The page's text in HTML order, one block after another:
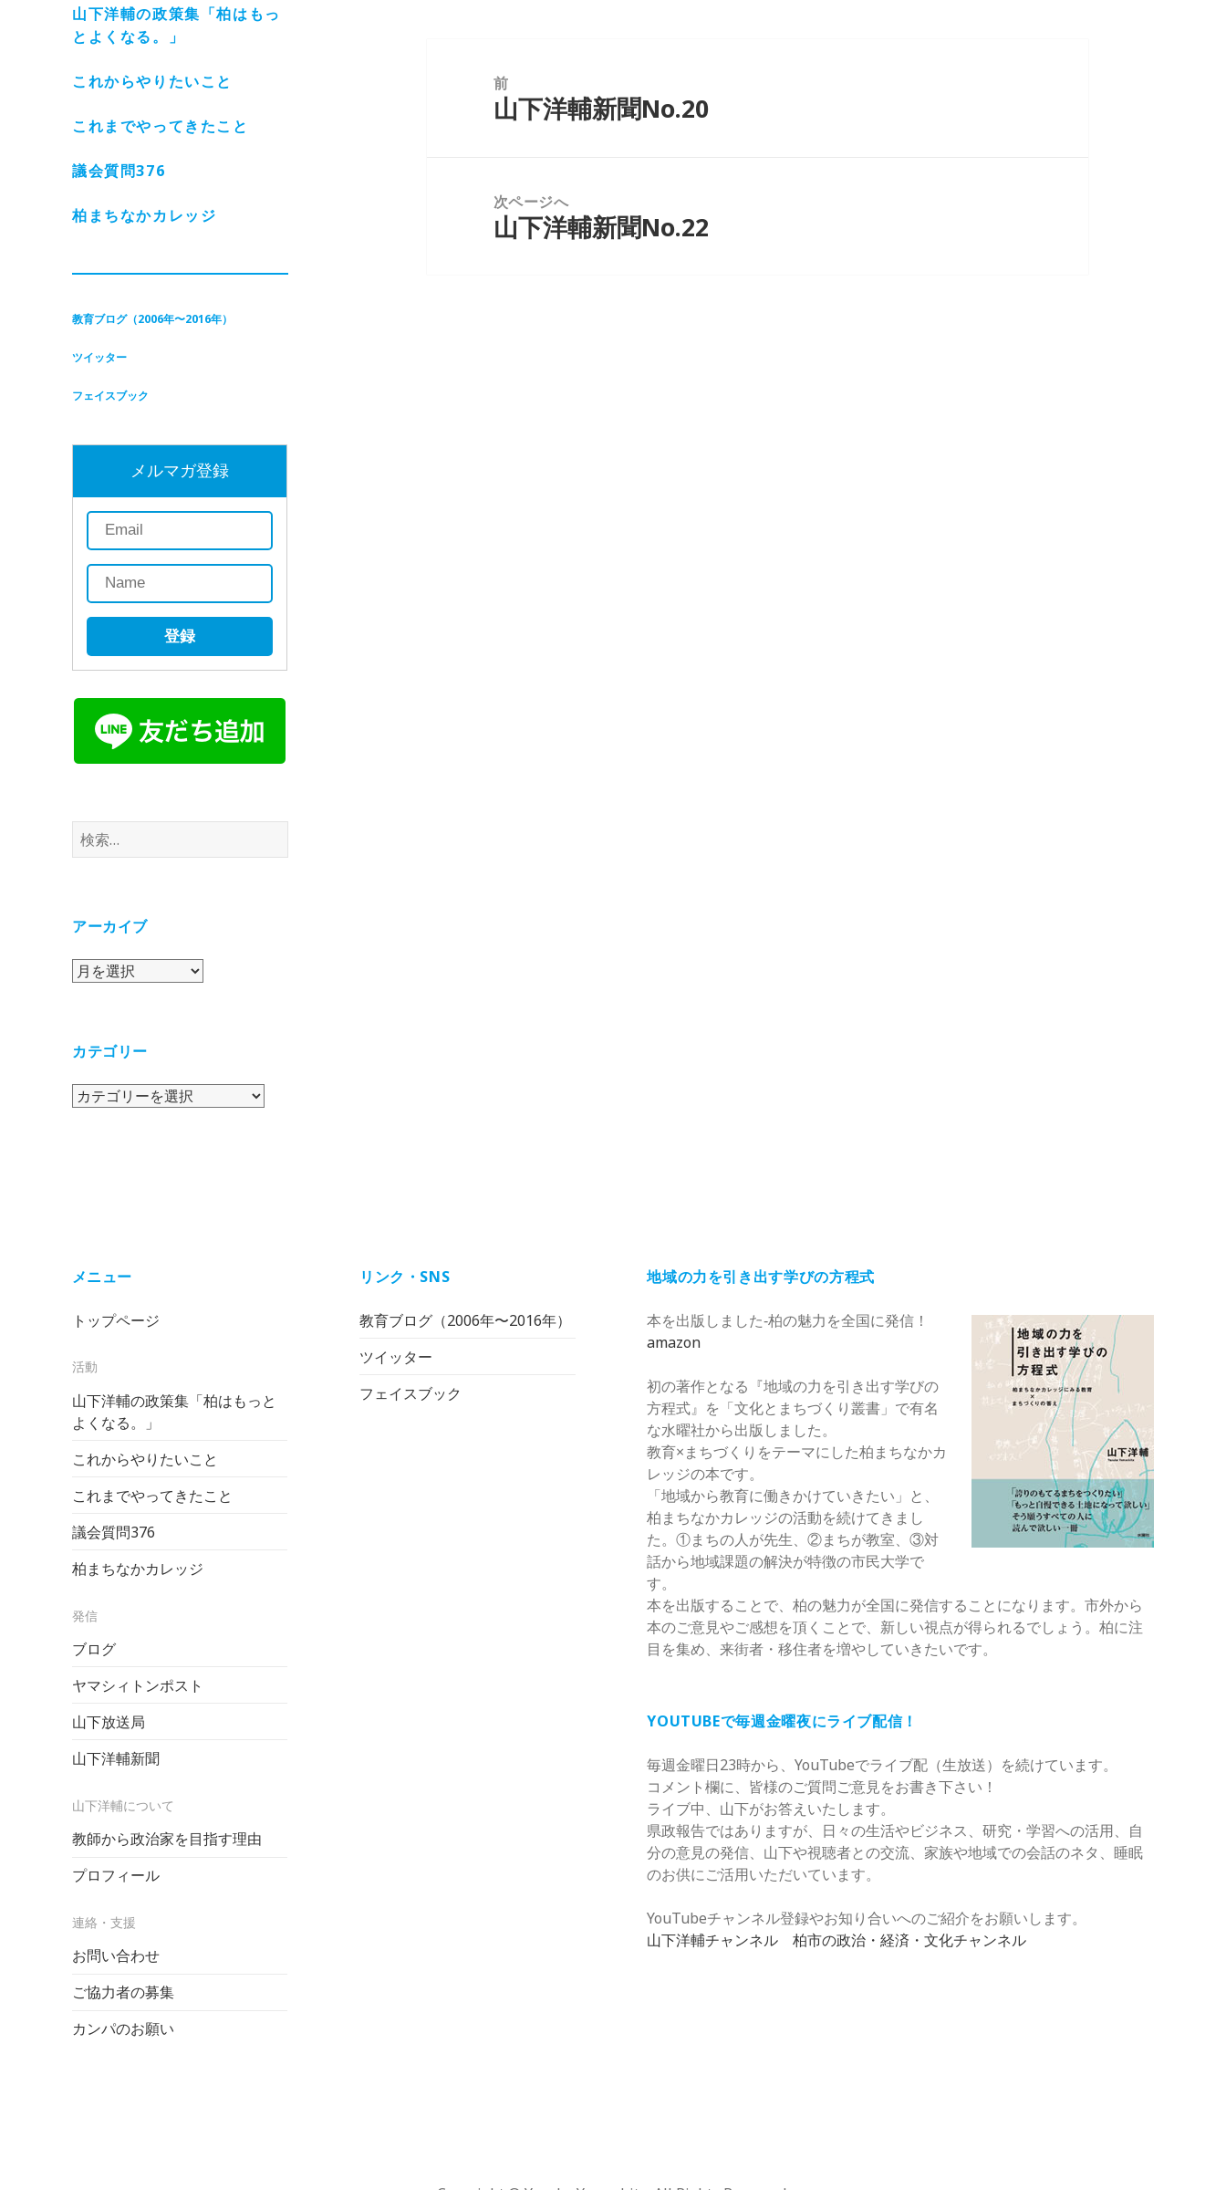
山下洋輔の政策集「柏はもっ
とよくなる。」
これからやりたいこと
これまでやってきたこと
議会質問376
柏まちなかカレッジ
教育ブログ（2006年〜2016年）
ツイッター
フェイスブック
メルマガ登録
登録
検
索:
アーカイブ
ア
ブ
カテゴリー
カ
前
前
稿:
山下洋輔新聞No.20
次ページへ
次山下洋輔新聞No.22
メニュー
トップページ
活動
山下洋輔の政策集「柏はもっと
よくなる。」
これからやりたいこと
これまでやってきたこと
議会質問376
柏まちなかカレッジ
発信
ブログ
ヤマシィトンポスト
山下放送局
山下洋輔新聞
山下洋輔について
教師から政治家を目指す理由
プロフィール
連絡・支援
お問い合わせ
ご協力者の募集
カンパのお願い
リンク・SNS
教育ブログ（2006年〜2016年）
ツイッター
フェイスブック
地域の力を引き出す学びの方程式
本を出版しました‐柏の魅力を全国に発信！
amazon
初の著作となる『地域の力を引き出す学びの
方程式』を「文化とまちづくり叢書」で有名
な水曜社から出版しました。
教育×まちづくりをテーマにした柏まちなかカ
レッジの本です。
「地域から教育に働きかけていきたい」と、
柏まちなかカレッジの活動を続けてきまし
た。①まちの人が先生、②まちが教室、③対
話から地域課題の解決が特徴の市民大学で
す。
本を出版することで、柏の魅力が全国に発信することになります。市外から
本のご意見やご感想を頂くことで、新しい視点が得られるでしょう。柏に注
目を集め、来街者・移住者を増やしていきたいです。
YOUTUBEで毎週金曜夜にライブ配信！
毎週金曜日23時から、YouTubeでライブ配（生放送）を続けています。
コメント欄に、皆様のご質問ご意見をお書き下さい！
ライブ中、山下がお答えいたします。
県政報告ではありますが、日々の生活やビジネス、研究・学習への活用、自
分の意見の発信、山下や視聴者との交流、家族や地域での会話のネタ、睡眠
のお供にご活用いただいています。
YouTubeチャンネル登録やお知り合いへのご紹介をお願いします。
山下洋輔チャンネル 柏市の政治・経済・文化チャンネル